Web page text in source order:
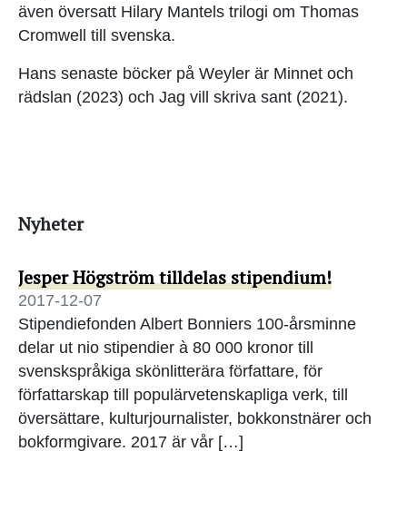
även översatt Hilary Mantels trilogi om Thomas
Cromwell till svenska.
Hans senaste böcker på Weyler är Minnet och
rädslan (2023) och Jag vill skriva sant (2021).
Nyheter
Jesper Högström tilldelas stipendium!
2017-12-07
Stipendiefonden Albert Bonniers 100-årsminne
delar ut nio stipendier à 80 000 kronor till
svenskspråkiga skönlitterära författare, för
författarskap till populärvetenskapliga verk, till
översättare, kulturjournalister, bokkonstnärer och
bokformgivare. 2017 är vår […]